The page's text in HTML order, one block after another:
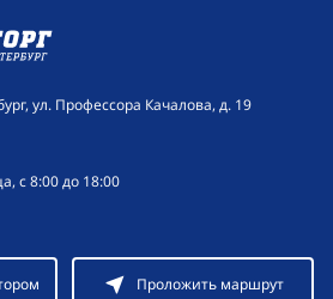
ул. Профессора Качалова, д. 19
с 8:00 до 18:00
Проложить маршрут